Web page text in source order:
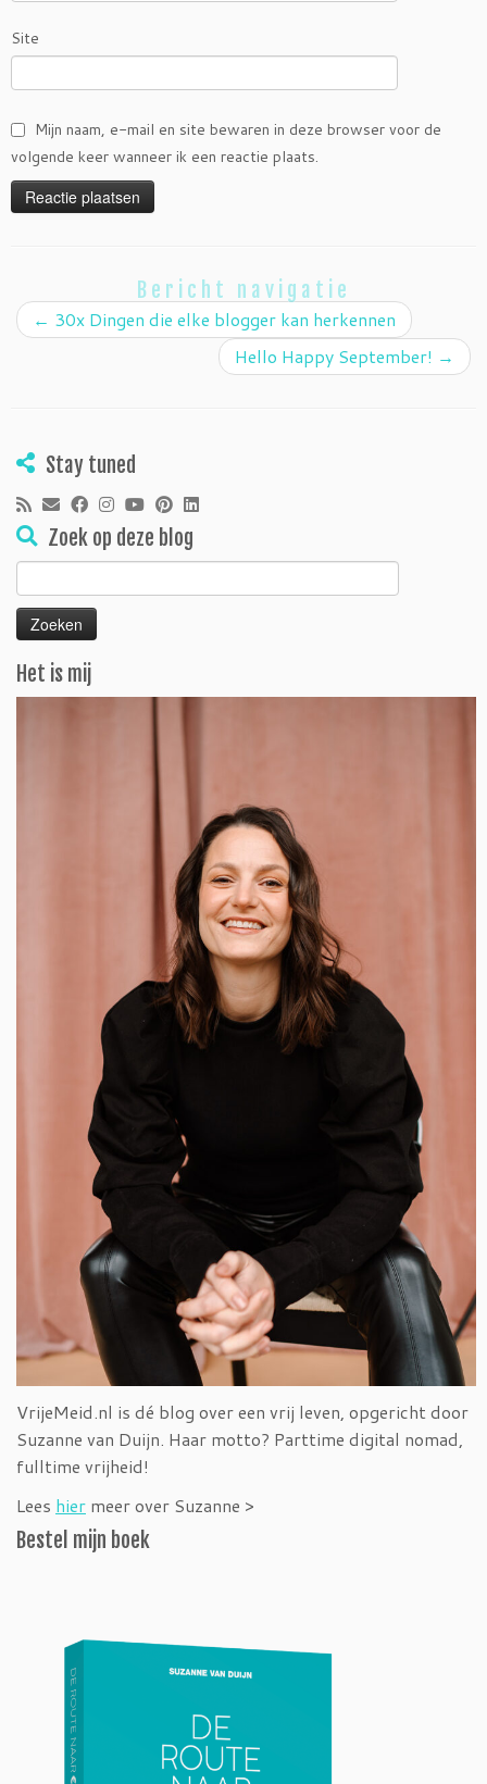
Site
Mijn naam, e-mail en site bewaren in deze browser voor de
volgende keer wanneer ik een reactie plaats.
Bericht navigatie
← 30x Dingen die elke blogger kan herkennen
Hello Happy September! →
Stay tuned
Zoek op deze blog
Zoeken
naar:
Het is mij
VrijeMeid.nl is dé blog over een vrij leven, opgericht door
Suzanne van Duijn. Haar motto? Parttime digital nomad,
fulltime vrijheid!
Lees hier meer over Suzanne >
Bestel mijn boek